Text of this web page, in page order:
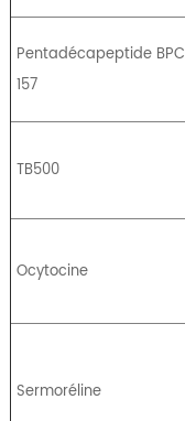
Pentadécapeptide BPC
157
TB500
Ocytocine
Sermoréline